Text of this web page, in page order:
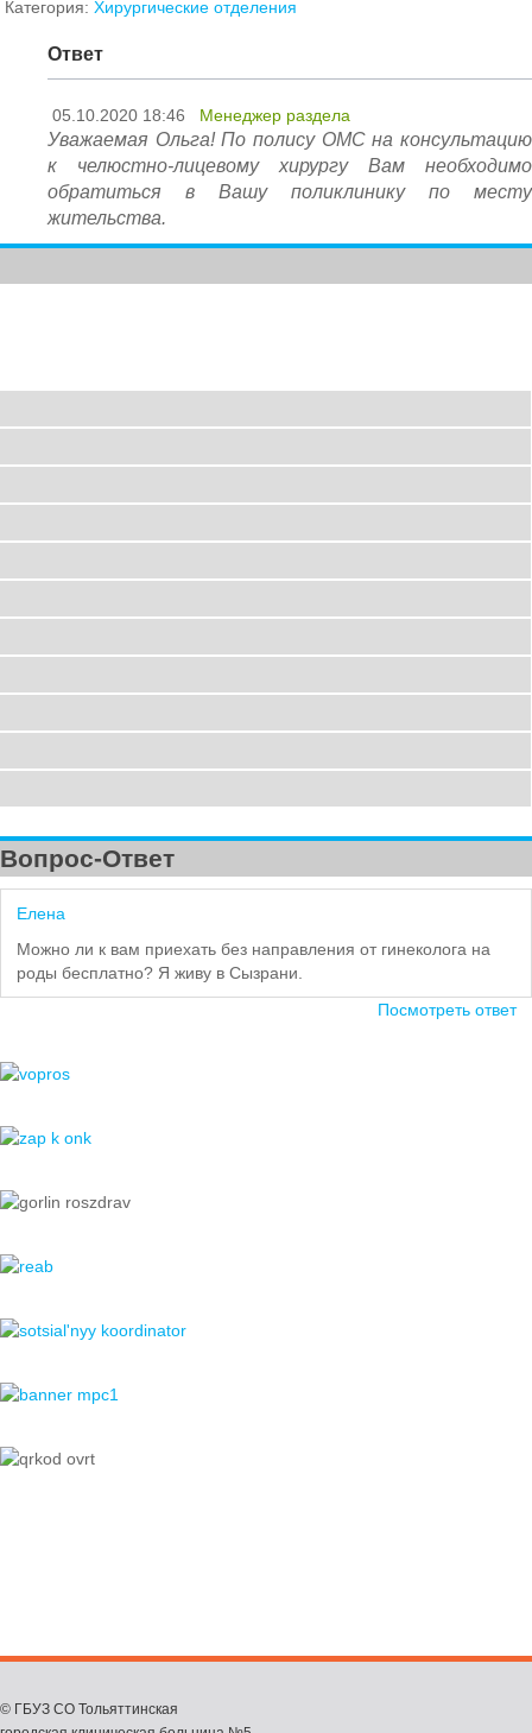
Категория: Хирургические отделения
Ответ
05.10.2020 18:46 Менеджер раздела
Уважаемая Ольга! По полису ОМС на консультацию
к челюстно-лицевому хирургу Вам необходимо
обратиться в Вашу поликлинику по месту
жительства.
Вопрос-Ответ
Елена
Можно ли к вам приехать без направления от гинеколога на
роды беcплатно? Я живу в Сызрани.
Посмотреть ответ
© ГБУЗ СО Тольяттинская